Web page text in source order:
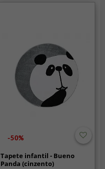
-50%
Tapete infantil - Bueno
Panda (cinzento)